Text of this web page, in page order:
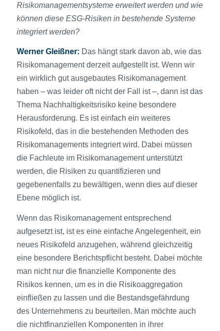
Risikomanagementsysteme erweitert werden und wie
können diese ESG-Risiken in bestehende Systeme
integriert werden?
Werner Gleißner: Das hängt stark davon ab, wie das
Risikomanagement derzeit aufgestellt ist. Wenn wir
ein wirklich gut ausgebautes Risikomanagement
haben – was leider oft nicht der Fall ist –, dann ist das
Thema Nachhaltigkeitsrisiko keine besondere
Herausforderung. Es ist einfach ein weiteres
Risikofeld, das in die bestehenden Methoden des
Risikomanagements integriert wird. Dabei müssen
die Fachleute im Risikomanagement unterstützt
werden, die Risiken zu quantifizieren und
gegebenenfalls zu bewältigen, wenn dies auf dieser
Ebene möglich ist.
Wenn das Risikomanagement entsprechend
aufgesetzt ist, ist es eine einfache Angelegenheit, ein
neues Risikofeld anzugehen, während gleichzeitig
eine besondere Berichtspflicht besteht. Dabei möchte
man nicht nur die finanzielle Komponente des
Risikos kennen, um es in die Risikoaggregation
einfließen zu lassen und die Bestandsgefährdung
des Unternehmens zu beurteilen. Man möchte auch
die nichtfinanziellen Komponenten in ihrer